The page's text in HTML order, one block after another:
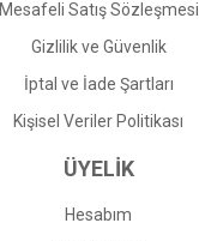
Mesafeli Satış Sözleşmesi
Gizlilik ve Güvenlik
İptal ve İade Şartları
Kişisel Veriler Politikası
ÜYELİK
Hesabım